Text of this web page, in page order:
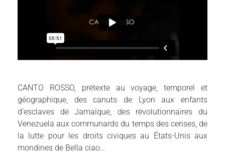
CANTO ROSSO, prétexte au voyage, temporel et
géographique, des canuts de Lyon aux enfants
d’esclaves de Jamaïque, des révolutionnaires du
Venezuela aux communards du temps des cerises, de
la lutte pour les droits civiques au États-Unis aux
mondines de Bella ciao…